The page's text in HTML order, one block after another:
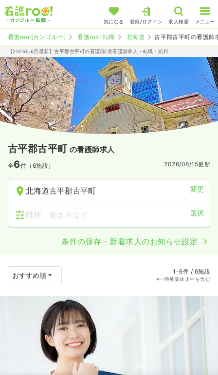
気になる 登録/ログイン 求人検索 メニュー
看護roo![カンゴルー] 看護roo! 転職 北海道 古平郡古平町の看護師
【2026年6月最新】古平郡古平町の看護師/准看護師求人・転職・給料
古平郡古平町 の看護師求人
全6件（6施設） 2026/06/15更新
北海道古平郡古平町 変更
職種、働き方など 選択
条件の保存・新着求人のお知らせ設定
1-6件 / 6施設
※一時募集休止中を含む